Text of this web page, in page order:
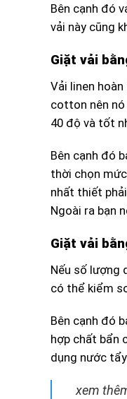
Bên cạnh đó
vải này cũng
Giặt vải
Vải linen
cotton nên nó
40 độ và tốt
Bên cạnh đó
thời chọn
nhất thiết
Ngoài ra bạn
Giặt vải
Nếu số lượng
có thể kiểm
Bên cạnh đó
hợp chất bẩn
dụng nước
xem